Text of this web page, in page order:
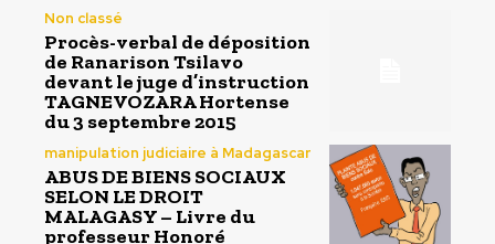
Non classé
Procès-verbal de déposition
de Ranarison Tsilavo
devant le juge d’instruction
TAGNEVOZARA Hortense
du 3 septembre 2015
manipulation judiciaire à Madagascar
ABUS DE BIENS SOCIAUX
SELON LE DROIT
MALAGASY – Livre du
professeur Honoré